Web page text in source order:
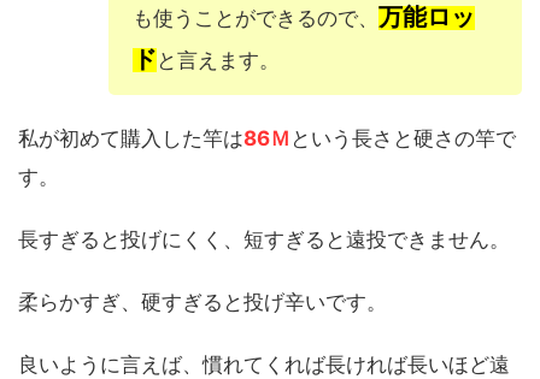
も使うことができるので、 万能ロッ
ドと言えます。
私が初めて購入した竿は86Ｍ という長さと硬さの竿で
す。
長すぎると投げにくく、短すぎると遠投できません。
柔らかすぎ、硬すぎると投げ辛いです。
良いように言えば、慣れてくれば長ければ長いほど遠